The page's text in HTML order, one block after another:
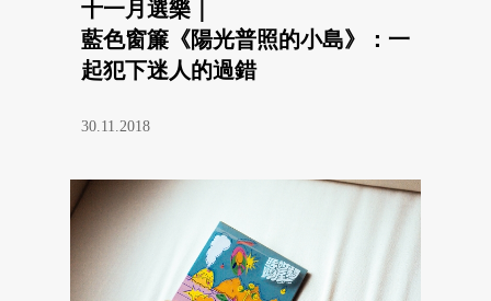
十一月選樂｜
藍色窗簾《陽光普照的小島》：一
起犯下迷人的過錯
30.11.2018